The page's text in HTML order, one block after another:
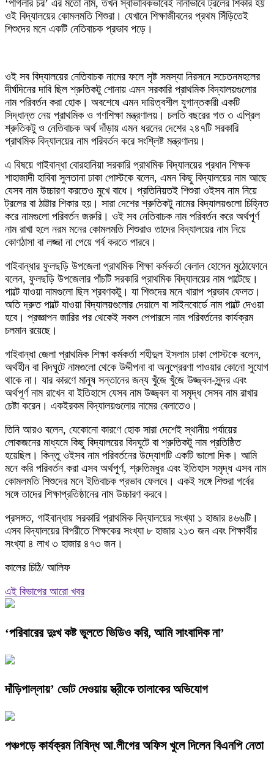
‘পাগলার চর’ এর মতো নাম, তখন স্বাভাবিকভাবেই নানাভাবে ট্রলের শিকার হয়
ওই বিদ্যালয়ের কোমলমতি শিশুরা। যেখানে শিক্ষাজীবনের প্রথম সিঁড়িতেই
শিশুদের মনে একটি নেতিবাচক প্রভাব পড়ে।
ওই সব বিদ্যালয়ের নেতিবাচক নামের ফলে সৃষ্ট সমস্যা নিরসনে সচেতনমহলের
দীর্ঘদিনের দাবি ছিল শ্রুতিকটু শোনায় এমন সরকারি প্রাথমিক বিদ্যালয়গুলোর
নাম পরিবর্তন করা হোক। অবশেষে এমন দায়িত্বশীল যুগান্তকারী একটি
সিদ্ধান্ত নেয় প্রাথমিক ও গণশিক্ষা মন্ত্রণালয়। চলতি বছরের গত ৩ এপ্রিল
শ্রুতিকটু ও নেতিবাচক অর্থ দাঁড়ায় এমন ধরনের দেশের ২৪৭টি সরকারি
প্রাথমিক বিদ্যালয়ের নাম পরিবর্তন করে সংশ্লিষ্ট মন্ত্রণালয়।
এ বিষয়ে গাইবান্ধা বোরহানিয়া সরকারি প্রাথমিক বিদ্যালয়ের প্রধান শিক্ষক
শাহাজাদী হাবিবা সুলতানা ঢাকা পোস্টকে বলেন, এমন কিছু বিদ্যালয়ের নাম আছে
যেসব নাম উচ্চারণ করতেও মুখে বাধে। প্রতিনিয়তই শিশুরা ওইসব নাম নিয়ে
ট্রলের বা ঠাট্টার শিকার হয়। সারা দেশের শ্রুতিকটু নামের বিদ্যালয়গুলো চিহ্নিত
করে নামগুলো পরিবর্তন জরুরি। ওই সব নেতিবাচক নাম পরিবর্তন করে অর্থপূর্ণ
নাম রাখা হলে নরম মনের কোমলমতি শিশুরাও তাদের বিদ্যালয়ের নাম নিয়ে
কোণঠাসা বা লজ্জা না পেয়ে গর্ব করতে পারবে।
গাইবান্ধার ফুলছড়ি উপজেলা প্রাথমিক শিক্ষা কর্মকর্তা বেলাল হোসেন মুঠোফোনে
বলেন, ফুলছড়ি উপজেলার পাঁচটি সরকারি প্রাথমিক বিদ্যালয়ের নাম পাল্টেছে।
পাল্টে যাওয়া নামগুলো ছিল শ্রবণকটু। যা শিশুদের মনে খারাপ প্রভাব ফেলত।
অতি দ্রুত পাল্টে যাওয়া বিদ্যালয়গুলোর দেয়ালে বা সাইনবোর্ডে নাম পাল্টে দেওয়া
হবে। প্রজ্ঞাপন জারির পর থেকেই সকল পেপারসে নাম পরিবর্তনের কার্যক্রম
চলমান রয়েছে।
গাইবান্ধা জেলা প্রাথমিক শিক্ষা কর্মকর্তা শহীদুল ইসলাম ঢাকা পোস্টকে বলেন,
অর্থহীন বা বিদঘুটে নামগুলো থেকে উদ্দীপনা বা অনুপ্রেরণা পাওয়ার কোনো সুযোগ
থাকে না। যার কারণে মানুষ সন্তানের জন্য খুঁজে খুঁজে উজ্জ্বল-সুন্দর এবং
অর্থপূর্ণ নাম রাখেন বা ইতিহাসে যেসব নাম উজ্জ্বল বা সমৃদ্ধ সেসব নাম রাখার
চেষ্টা করেন। একইরকম বিদ্যালয়গুলোর নামের বেলাতেও।
তিনি আরও বলেন, যেকোনো কারণে হোক সারা দেশেই স্থানীয় পর্যায়ের
লোকজনের মাধ্যমে কিছু বিদ্যালয়ের বিদঘুটে বা শ্রুতিকটু নাম প্রতিষ্ঠিত
হয়েছিল। কিন্তু ওইসব নাম পরিবর্তনের উদ্যোগটি একটি ভালো দিক। আমি
মনে করি পরিবর্তন করা এসব অর্থপূর্ণ, শ্রুতিমধুর এবং ইতিহাস সমৃদ্ধ এসব নাম
কোমলমতি শিশুদের মনে ইতিবাচক প্রভাব ফেলবে। একই সঙ্গে শিশুরা গর্বের
সঙ্গে তাদের শিক্ষাপ্রতিষ্ঠানের নাম উচ্চারণ করবে।
প্রসঙ্গত, গাইবান্ধায় সরকারি প্রাথমিক বিদ্যালয়ের সংখ্যা ১ হাজার ৪৬৬টি।
এসব বিদ্যালয়ের বিপরীতে শিক্ষকের সংখ্যা ৮ হাজার ২১৩ জন এবং শিক্ষার্থীর
সংখ্যা ৪ লাখ ৩ হাজার ৪৭৩ জন।
কালের চিঠি/ আলিফ
এই বিভাগের আরো খবর
‘পরিবারের দুঃখ কষ্ট ভুলতে ভিডিও করি, আমি সাংবাদিক না’
দাঁড়িপাল্লায়’ ভোট দেওয়ায় স্ত্রীকে তালাকের অভিযোগ
পঞ্চগড়ে কার্যক্রম নিষিদ্ধ আ.লীগের অফিস খুলে দিলেন বিএনপি নেতা